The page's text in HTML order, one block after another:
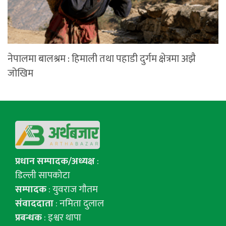
नेपालमा बालश्रम : हिमाली तथा पहाडी दुर्गम क्षेत्रमा अझै
जोखिम
प्रधान सम्पादक/अध्यक्ष:
डिल्ली सापकोटा
सम्पादक: युवराज गाैतम
संवाददाता: नमिता दुलाल
प्रबन्धक: इश्वर थापा